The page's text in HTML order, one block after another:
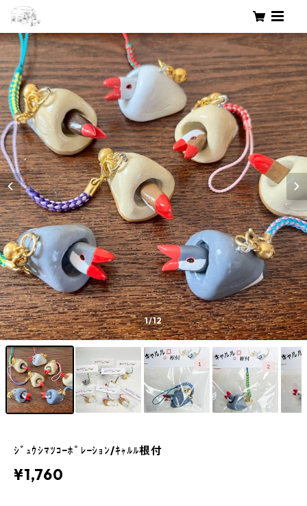
1/12
ｼﾞｭｳｼﾏﾂｺｰﾎﾟﾚｰｼｮﾝ/ｷｬﾙﾙ根付
¥1,760